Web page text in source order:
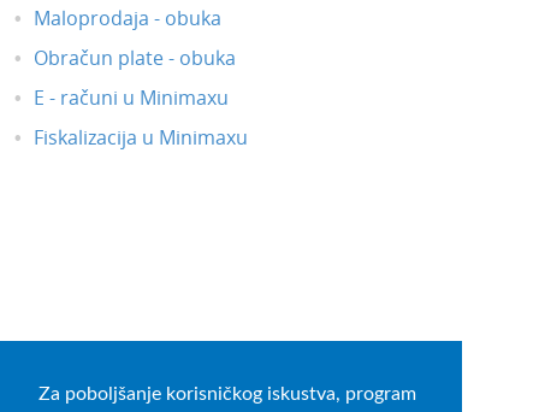
Za poboljšanje korisničkog iskustva, program
Maloprodaja - obuka
Obračun plate - obuka
E - računi u Minimaxu
Fiskalizacija u Minimaxu